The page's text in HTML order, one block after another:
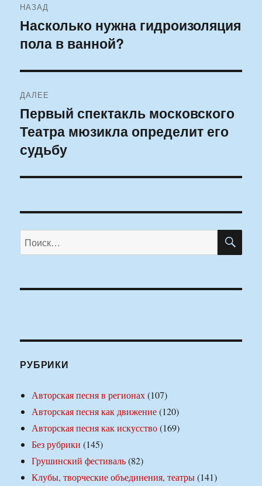
по
записям
НАЗАД
Предыдущая
запись:
Насколько нужна гидроизоляция
пола в ванной?
ДАЛЕЕ
Следующая
запись:
Первый спектакль московского
Театра мюзикла определит его
судьбу
Искать:
РУБРИКИ
Авторская песня в регионах(107)
Авторская песня как движение(120)
Авторская песня как искусство(169)
Без рубрики (145)
Грушинский фестиваль(82)
Клубы, творческие объединения, театры(141)